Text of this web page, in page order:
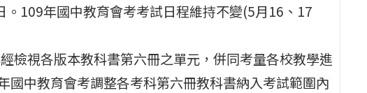
109年國中教育會考考試日程維持不變(5月16、17
檢視各版本教科書第六冊之單元，併同考量各校教學進
國中教育會考調整各考科第六冊教科書納入考試範圍內